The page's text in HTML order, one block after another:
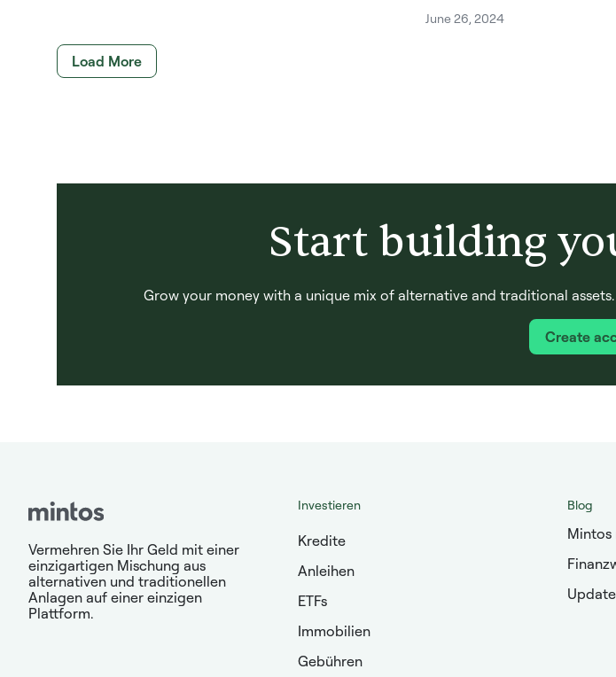
June 26, 2024
Load More
Start building
Grow your money with a unique mix of alternative and traditional
Create
Vermehren Sie Ihr Geld mit einer
einzigartigen Mischung aus
alternativen und traditionellen
Anlagen auf einer einzigen
Plattform.
Investieren
Kredite
Anleihen
ETFs
Immobilien
Gebühren
Blog
Mintos